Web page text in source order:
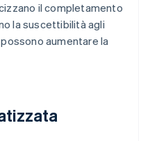
il completamento
la suscettibilità agli
aumentare la